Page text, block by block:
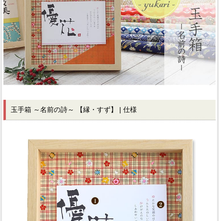
玉手箱 ～名前の詩～ 【縁・すず】 | 仕様